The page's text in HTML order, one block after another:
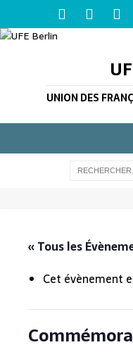
UNION DES
« Tous les
Cet évènement